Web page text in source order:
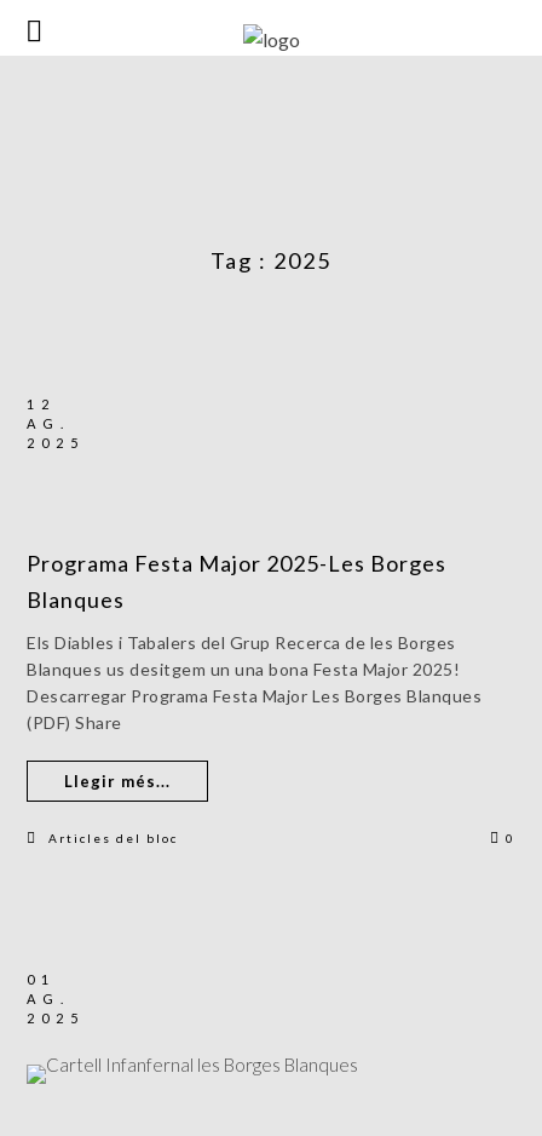
Tag : 2025
12
AG.
2025
Programa Festa Major 2025-Les Borges
Blanques
Els Diables i Tabalers del Grup Recerca de les Borges
Blanques us desitgem un una bona Festa Major 2025!
Descarregar Programa Festa Major Les Borges Blanques
(PDF) Share
Llegir més...
Articles del bloc 0
01
AG.
2025